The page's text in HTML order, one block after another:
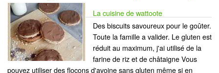
La cuisine de wattoote
Des biscuits savoureux pour le goûter.
Toute la famille a valider. Le gluten est
réduit au maximum, j'ai utilisé de la
farine de riz et de châtaigne Vous
pouvez utiliser des flocons d'avoine sans gluten même si en